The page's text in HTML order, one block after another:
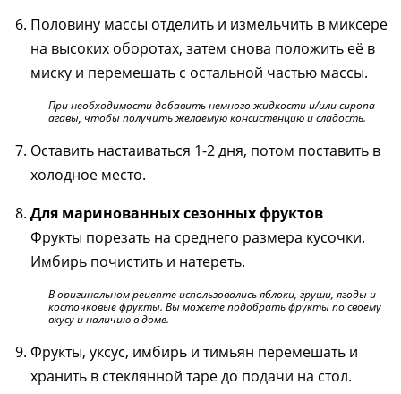
Половину массы отделить и измельчить в миксере
на высоких оборотах, затем снова положить её в
миску и перемешать с остальной частью массы.
При необходимости добавить немного жидкости и/или сиропа
агавы, чтобы получить желаемую консистенцию и сладость.
Оставить настаиваться 1-2 дня, потом поставить в
холодное место.
Для маринованных сезонных фруктов
Фрукты порезать на среднего размера кусочки.
Имбирь почистить и натереть.
В оригинальном рецепте использовались яблоки, груши, ягоды и
косточковые фрукты. Вы можете подобрать фрукты по своему
вкусу и наличию в доме.
Фрукты, уксус, имбирь и тимьян перемешать и
хранить в стеклянной таре до подачи на стол.